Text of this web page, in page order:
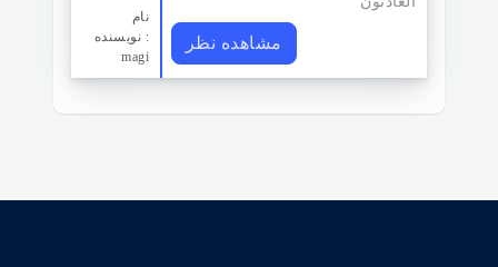
نام
نویسنده :
magi
مشاهده نظر